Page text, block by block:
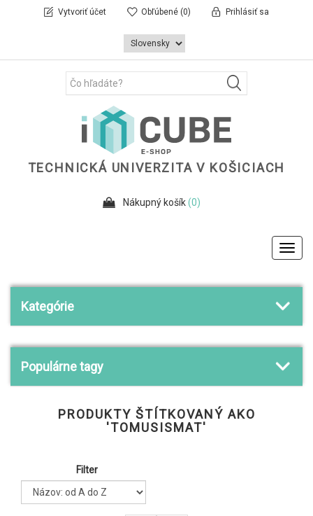
Vytvoriť účet Obľúbené (0) Prihlásiť sa
TECHNICKÁ UNIVERZITA V KOŠICIACH
Nákupný košík(0)
Kategórie
Populárne tagy
PRODUKTY ŠTÍTKOVANÝ AKO
'TOMUSISMAT'
Filter